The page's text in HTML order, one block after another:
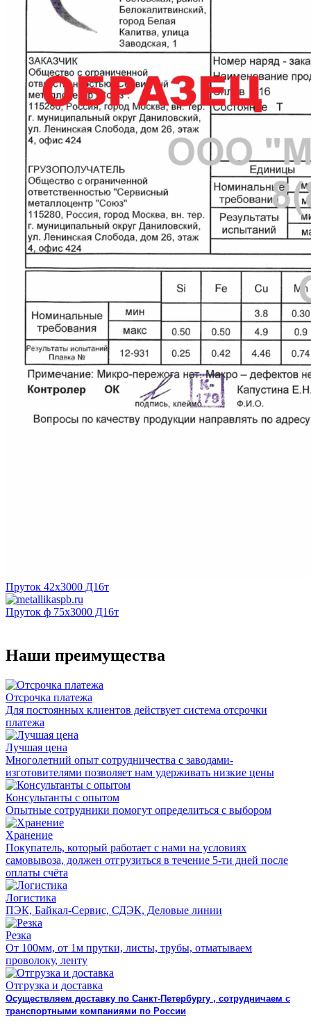
Пруток 42х3000 Д16т
Пруток ф 75х3000 Д16т
Наши преимущества
Отсрочка платежа
Для постоянных клиентов действует система отсрочки
платежа
Лучшая цена
Многолетний опыт сотрудничества с заводами-
изготовителями позволяет нам удерживать низкие цены
Консультанты с опытом
Опытные сотрудники помогут определиться с выбором
Хранение
Покупатель, который работает с нами на условиях
самовывоза, должен отгрузиться в течение 5-ти дней после
оплаты счёта
Логистика
ПЭК, Байкал-Сервис, СДЭК, Деловые линии
Резка
От 100мм, от 1м прутки, листы, трубы, отматываем
проволоку, ленту
Отгрузка и доставка
Осуществляем доставку по Санкт-Петербургу , сотрудничаем с
транспортными компаниями по России